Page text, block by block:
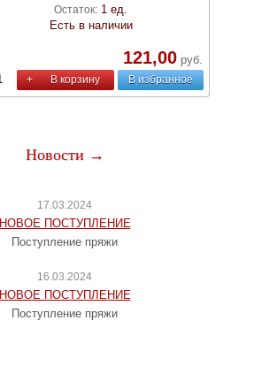
Остаток: 1 ед.
Есть в наличии
121,00руб.
+ В корзину В избранное
Новости →
17.03.2024
НОВОЕ ПОСТУПЛЕНИЕ
Поступление пряжи
16.03.2024
НОВОЕ ПОСТУПЛЕНИЕ
Поступление пряжи